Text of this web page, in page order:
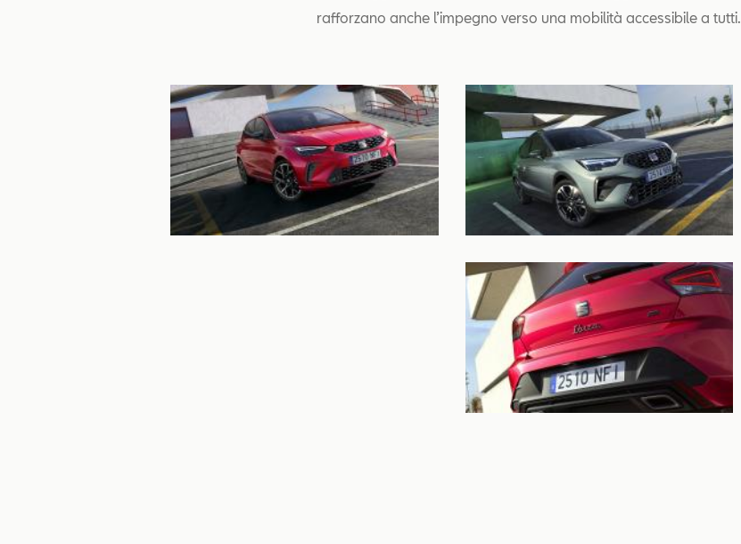
rafforzano anche l’impegno verso una mobilità accessibile a tutti.